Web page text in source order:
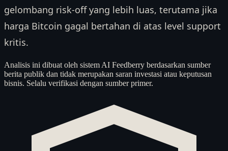
gelombang risk-off yang lebih luas, terutama jika
harga Bitcoin gagal bertahan di atas level support
kritis.
Analisis ini dibuat oleh sistem AI Feedberry berdasarkan sumber
berita publik dan tidak merupakan saran investasi atau keputusan
bisnis. Selalu verifikasi dengan sumber primer.